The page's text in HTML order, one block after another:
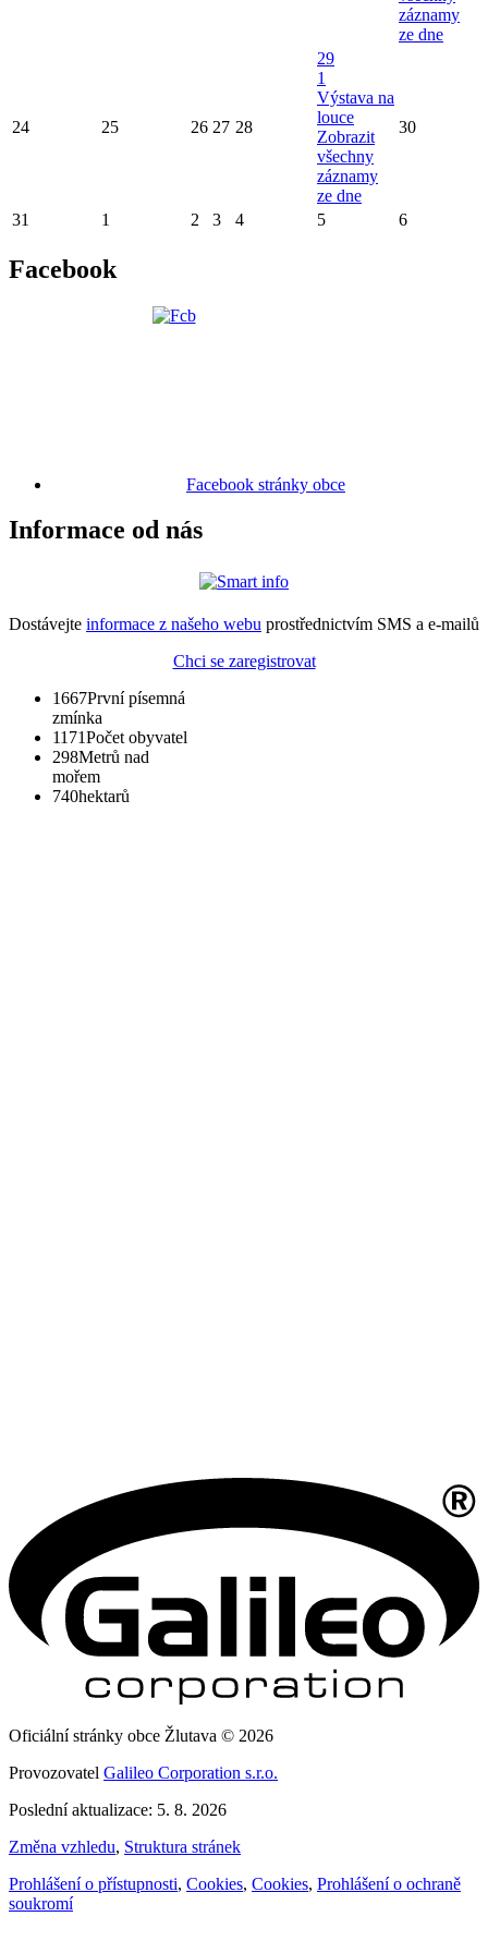
záznamy
ze dne
24 25 26 27 28
29
1
Výstava na
louce
Zobrazit
všechny
záznamy
ze dne
30
31 1 2 3 4 5 6
Facebook
Facebook stránky obce
Informace od nás
Dostávejte informace z našeho webu prostřednictvím SMS a e-mailů
Chci se zaregistrovat
1667První písemná
zmínka
1171Počet obyvatel
298Metrů nad
mořem
740hektarů
Oficiální stránky obce Žlutava © 2026
Provozovatel Galileo Corporation s.r.o.
Poslední aktualizace: 5. 8. 2026
Změna vzhledu, Struktura stránek
Prohlášení o přístupnosti, Cookies, Cookies, Prohlášení o ochraně
soukromí